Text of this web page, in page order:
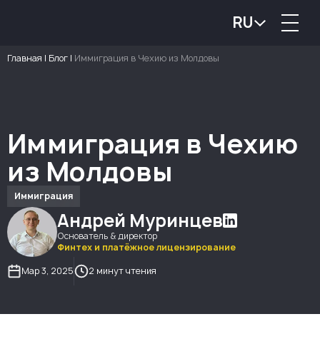
RU
Главная | Блог | Иммиграция в Чехию из Молдовы
Иммиграция в Чехию
из Молдовы
Иммиграция
Андрей Муринцев
Основатель & директор
Финтех и платёжное лицензирование
Мар 3, 2025
2 минут чтения